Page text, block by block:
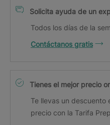
Solicita ayuda de un
Todos los días de la
Contáctanos gratis
Tienes el mejor precio
Te llevas un descuento
precio con la Tarifa